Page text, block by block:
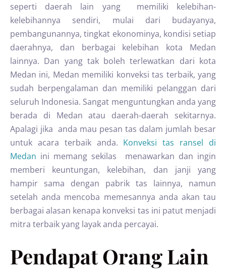
seperti daerah lain yang memiliki kelebihan-
kelebihannya sendiri, mulai dari budayanya,
pembangunannya, tingkat ekonominya, kondisi setiap
daerahnya, dan berbagai kelebihan kota Medan
lainnya. Dan yang tak boleh terlewatkan dari kota
Medan ini, Medan memiliki konveksi tas terbaik, yang
sudah berpengalaman dan memiliki pelanggan dari
seluruh Indonesia. Sangat menguntungkan anda yang
berada di Medan atau daerah-daerah sekitarnya.
Apalagi jika anda mau pesan tas dalam jumlah besar
untuk acara terbaik anda. Konveksi tas ransel di
Medan ini memang sekilas menawarkan dan ingin
memberi keuntungan, kelebihan, dan janji yang
hampir sama dengan pabrik tas lainnya, namun
setelah anda mencoba memesannya anda akan tau
berbagai alasan kenapa konveksi tas ini patut menjadi
mitra terbaik yang layak anda percayai.
Pendapat Orang Lain